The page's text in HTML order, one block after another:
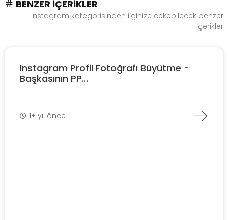
BENZER İÇERIKLER
Instagram kategorisinden ilginize çekebilecek benzer
içerikler
Instagram Profil Fotoğrafı Büyütme -
Başkasının PP...
1+ yıl önce